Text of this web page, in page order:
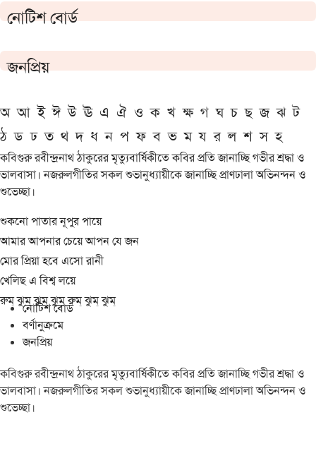
নোটিশ বোর্ড
জনপ্রিয়
অ আ ই ঈ উ ঊ এ ঐ ও ক খ ক্ষ গ ঘ চ ছ জ ঝ ট
ঠ ড ঢ ত থ দ ধ ন প ফ ব ভ ম য র ল শ স হ
কবিগুরু রবীন্দ্রনাথ ঠাকুরের মৃত্যুবার্ষিকীতে কবির প্রতি জানাচ্ছি গভীর শ্রদ্ধা ও
ভালবাসা। নজরুলগীতির সকল শুভানুধ্যায়ীকে জানাচ্ছি প্রাণঢালা অভিনন্দন ও
শুভেচ্ছা।
শুকনো পাতার নূপুর পায়ে
আমার আপনার চেয়ে আপন যে জন
মোর প্রিয়া হবে এসো রানী
খেলিছ এ বিশ্ব লয়ে
রুম্ ঝুম্ ঝুম্ ঝুম্ রুম্ ঝুম্ ঝুম্
নোটিশ বোর্ড
বর্ণানুক্রমে
জনপ্রিয়
কবিগুরু রবীন্দ্রনাথ ঠাকুরের মৃত্যুবার্ষিকীতে কবির প্রতি জানাচ্ছি গভীর শ্রদ্ধা ও
ভালবাসা। নজরুলগীতির সকল শুভানুধ্যায়ীকে জানাচ্ছি প্রাণঢালা অভিনন্দন ও
শুভেচ্ছা।